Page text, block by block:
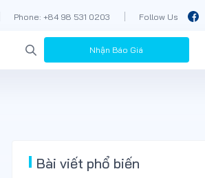
Phone: +84 98 531 0203 Follow Us
Nhận Báo Giá
Bài viết phổ biến